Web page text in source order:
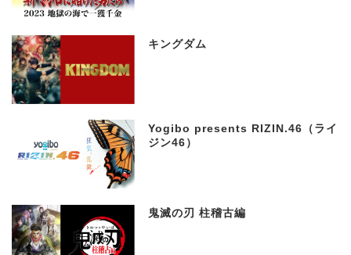
キングダム
Yogibo presents RIZIN.46（ライ
ジン46）
鬼滅の刃 柱稽古編